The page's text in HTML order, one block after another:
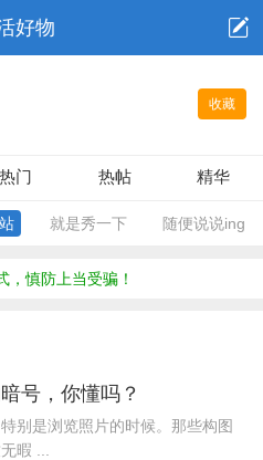
好物
收藏
热门 热帖 精华
就是秀一下 随便说说ing
，慎防上当受骗！
号，你懂吗？
别是浏览照片的时候。那些构图
暇 ...